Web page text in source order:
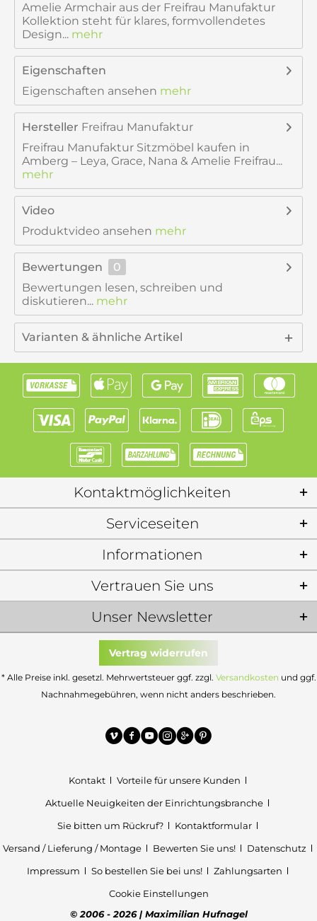
Amelie Armchair aus der Freifrau Manufaktur
Kollektion steht für klares, formvollendetes
Design... mehr
Eigenschaften
Eigenschaften ansehen mehr
Hersteller Freifrau Manufaktur
Freifrau Manufaktur Sitzmöbel kaufen in
Amberg – Leya, Grace, Nana & Amelie Freifrau...
mehr
Video
Produktvideo ansehen mehr
Bewertungen
0
Bewertungen lesen, schreiben und
diskutieren... mehr
Varianten & ähnliche Artikel
Kontaktmöglichkeiten
Serviceseiten
Informationen
Unser Newsletter
Vertrauen Sie uns
Vertrag widerrufen
* Alle Preise inkl. gesetzl. Mehrwertsteuer ggf. zzgl. Versandkosten und ggf.
Nachnahmegebühren, wenn nicht anders beschrieben.
Kontakt
Vorteile für unsere Kunden
Aktuelle Neuigkeiten der Einrichtungsbranche
Sie bitten um Rückruf?
Kontaktformular
Versand / Lieferung / Montage
Bewerten Sie uns!
Datenschutz
Impressum
So bestellen Sie bei uns!
Zahlungsarten
Cookie Einstellungen
© 2006 - 2026 | Maximilian Hufnagel